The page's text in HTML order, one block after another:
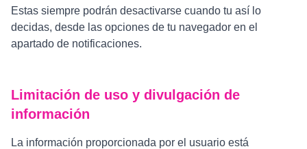
Estas siempre podrán desactivarse cuando tu así lo
decidas, desde las opciones de tu navegador en el
apartado de notificaciones.
Limitación de uso y divulgación de
información
La información proporcionada por el usuario está